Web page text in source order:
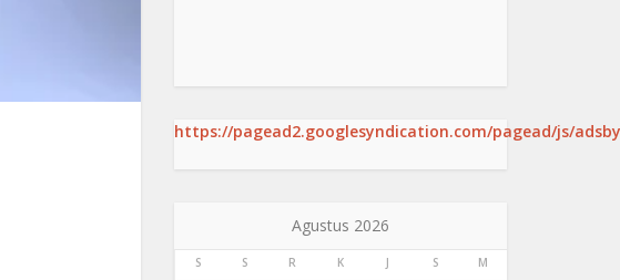
https://pagead2.googlesyndication.com/pagead/js/
Agustus 2026
S S R K J S M